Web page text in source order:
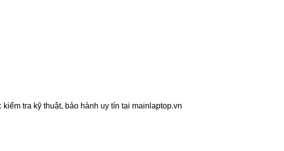
tra kỹ thuật, bảo hành uy tín tại mainlaptop.vn